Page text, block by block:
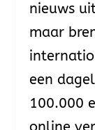
nieuws
maar
een
100.000